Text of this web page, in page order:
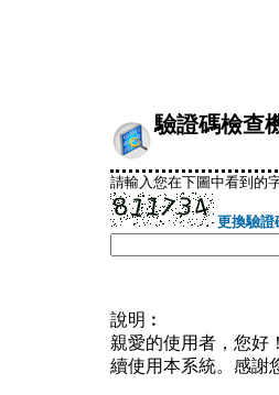
驗證碼檢查
請輸入您在下圖中看到的
更換驗證
說明︰
親愛的使用者，您好
續使用本系統。感謝